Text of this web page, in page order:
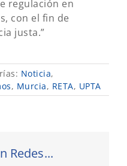
regulación en
con el fin de
justa.”
Noticia,
, Murcia, RETA, UPTA
Redes...